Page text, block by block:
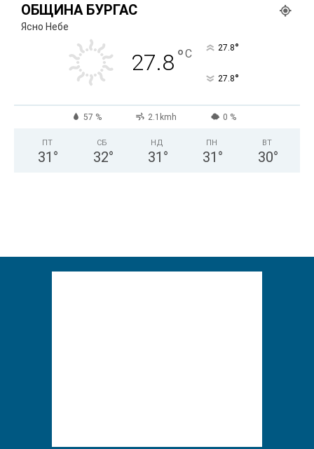
ОБЩИНА БУРГАС
Ясно Небе
27.8°C 27.8°
27.8°
57 % 2.1kmh 0 %
ПТ
31 °
СБ
32°
НД
31 °
ПН
31 °
ВТ
30°